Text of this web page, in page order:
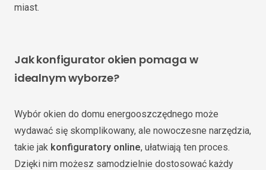
miast.
Jak konfigurator okien pomaga w
idealnym wyborze?
Wybór okien do domu energooszczędnego może
wydawać się skomplikowany, ale nowoczesne narzędzia,
takie jak konfiguratory online, ułatwiają ten proces.
Dzięki nim możesz samodzielnie dostosować każdy